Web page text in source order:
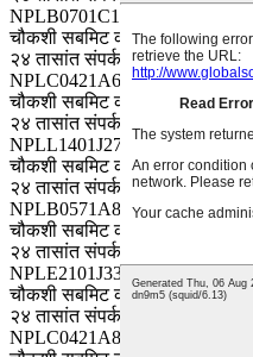
NPLB0701C151MJTM साठी
चौकशी सबमिट करा, आम्ही तुमच्याशी
२४ तासांत संपर्क करू.
NPLC0421A680MJTM साठी
चौकशी सबमिट करा, आम्ही तुमच्याशी
२४ तासांत संपर्क करू.
NPLL1401J271MJTM साठी
चौकशी सबमिट करा, आम्ही तुमच्याशी
२४ तासांत संपर्क करू.
NPLB0571A820MJTM साठी
चौकशी सबमिट करा, आम्ही तुमच्याशी
२४ तासांत संपर्क करू.
NPLE2101J331MJTM साठी
चौकशी सबमिट करा, आम्ही तुमच्याशी
२४ तासांत संपर्क करू.
NPLC0421A820MJTM साठी